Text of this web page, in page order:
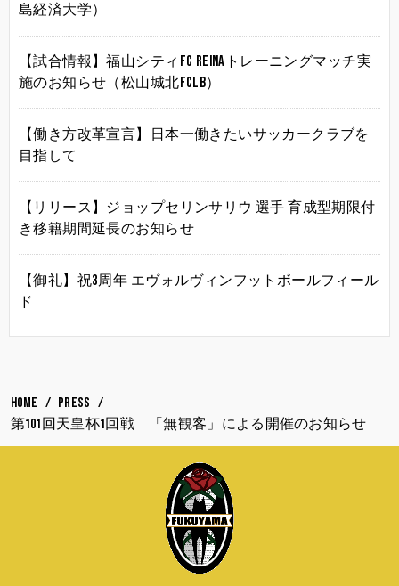
島経済大学）
【試合情報】福山シティFC Reinaトレーニングマッチ実
施のお知らせ（松山城北FCLB）
【働き方改革宣言】日本一働きたいサッカークラブを
目指して
【リリース】ジョップセリンサリウ 選手 育成型期限付
き移籍期間延長のお知らせ
【御礼】祝3周年 エヴォルヴィンフットボールフィール
ド
HOME
PRESS
第101回天皇杯1回戦 「無観客」による開催のお知らせ